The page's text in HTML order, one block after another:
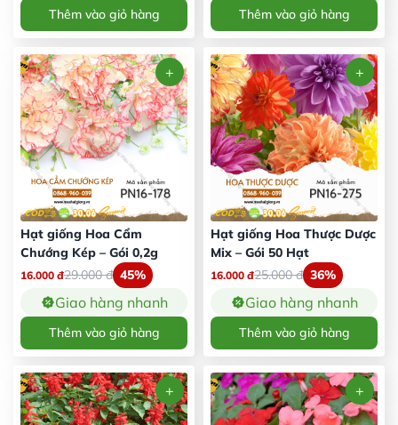
Thêm vào giỏ hàng Thêm vào giỏ hàng
Hạt giống Hoa Cẩm
Chướng Kép – Gói 0,2g
16.000 đ29.000đ 45%
Giao hàng nhanh
Thêm vào giỏ hàng
Hạt giống Hoa Thược Dược
Mix – Gói 50 Hạt
16.000 đ25.000đ 36%
Giao hàng nhanh
Thêm vào giỏ hàng